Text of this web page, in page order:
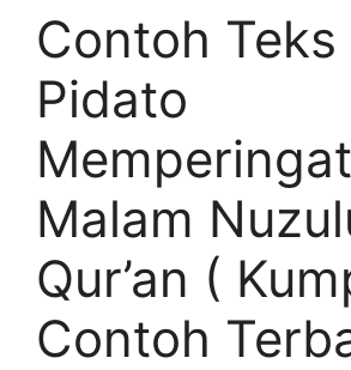
Contoh Teks
Pidato
Malam
Qur’an (
Contoh